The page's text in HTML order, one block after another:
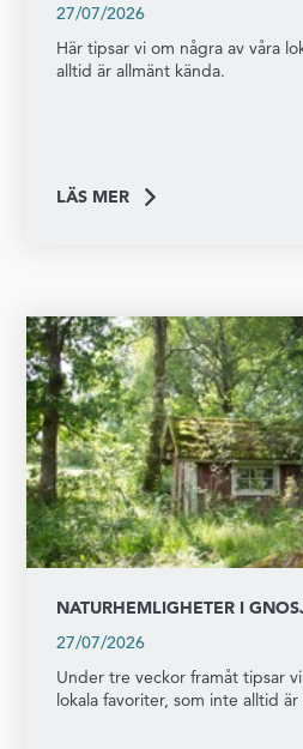
27/07/2026
Här tipsar vi om några av våra
alltid är allmänt kända.
LÄS MER
NATURHEMLIGHETER I
27/07/2026
Under tre veckor framåt tipsar
lokala favoriter, som inte alltid